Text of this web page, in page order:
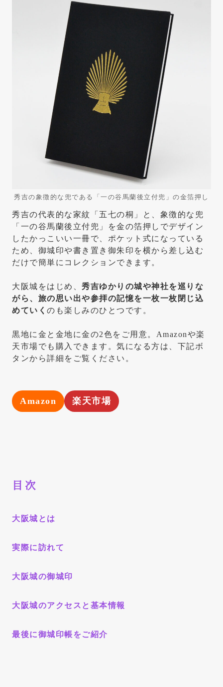
秀吉の象徴的な兜である「一の谷馬蘭後立付兜」の金箔押し
秀吉の代表的な家紋「五七の桐」と、象徴的な兜
「一の谷馬蘭後立付兜」を金の箔押しでデザイン
したかっこいい一冊で、ポケット式になっている
ため、御城印や書き置き御朱印を横から差し込む
だけで簡単にコレクションできます。
大阪城をはじめ、 秀吉ゆかりの城や神社を巡りな
がら、旅の思い出や参拝の記憶を一枚一枚閉じ込
めていく のも楽しみのひとつです。
黒地に金と金地に金の2色をご用意。Amazonや楽
天市場でも購入できます。気になる方は、下記ボ
タンから詳細をご覧ください。
Amazon 楽天市場
目次
大阪城とは
実際に訪れて
大阪城の御城印
大阪城のアクセスと基本情報
最後に御城印帳をご紹介